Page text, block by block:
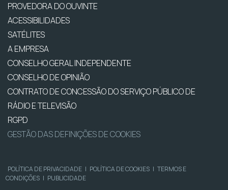
PROVEDORA DO OUVINTE
ACESSIBILIDADES
SATÉLITES
A EMPRESA
CONSELHO GERAL INDEPENDENTE
CONSELHO DE OPINIÃO
CONTRATO DE CONCESSÃO DO SERVIÇO PÚBLICO DE
RÁDIO E TELEVISÃO
RGPD
GESTÃO DAS DEFINIÇÕES DE COOKIES
POLÍTICA DE PRIVACIDADE | POLÍTICA DE COOKIES | TERMOS E
CONDIÇÕES | PUBLICIDADE